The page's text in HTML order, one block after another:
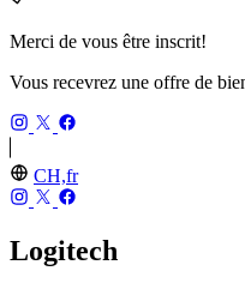
Merci de vous être inscrit!
Vous recevrez une offre de
CH,fr
Logitech